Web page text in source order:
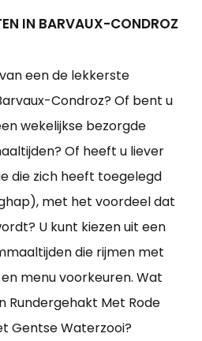
IN BARVAUX-CONDROZ
een de lekkerste
Condroz? Of bent u
wekelijkse bezorgde
Of heeft u liever
die zich heeft toegelegd
met het voordeel dat
U kunt kiezen uit een
die rijmen met
menu voorkeuren. Wat
Rundergehakt Met Rode
Gentse Waterzooi?